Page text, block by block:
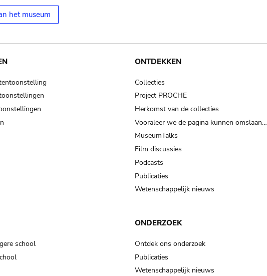
cooking-pot
cooking-pot
frying pan
frying pan; roaster pan
cup; holllow vessel
cooking-pot
jar; mud?
het museum
ONTDEKKEN
Collecties
Project PROCHE
Herkomst van de collecties
Vooraleer we de pagina kunnen omslaan…
MuseumTalks
Film discussies
Podcasts
Publicaties
Wetenschappelijk nieuws
school
ONDERZOEK
Ontdek ons onderzoek
Publicaties
Wetenschappelijk nieuws